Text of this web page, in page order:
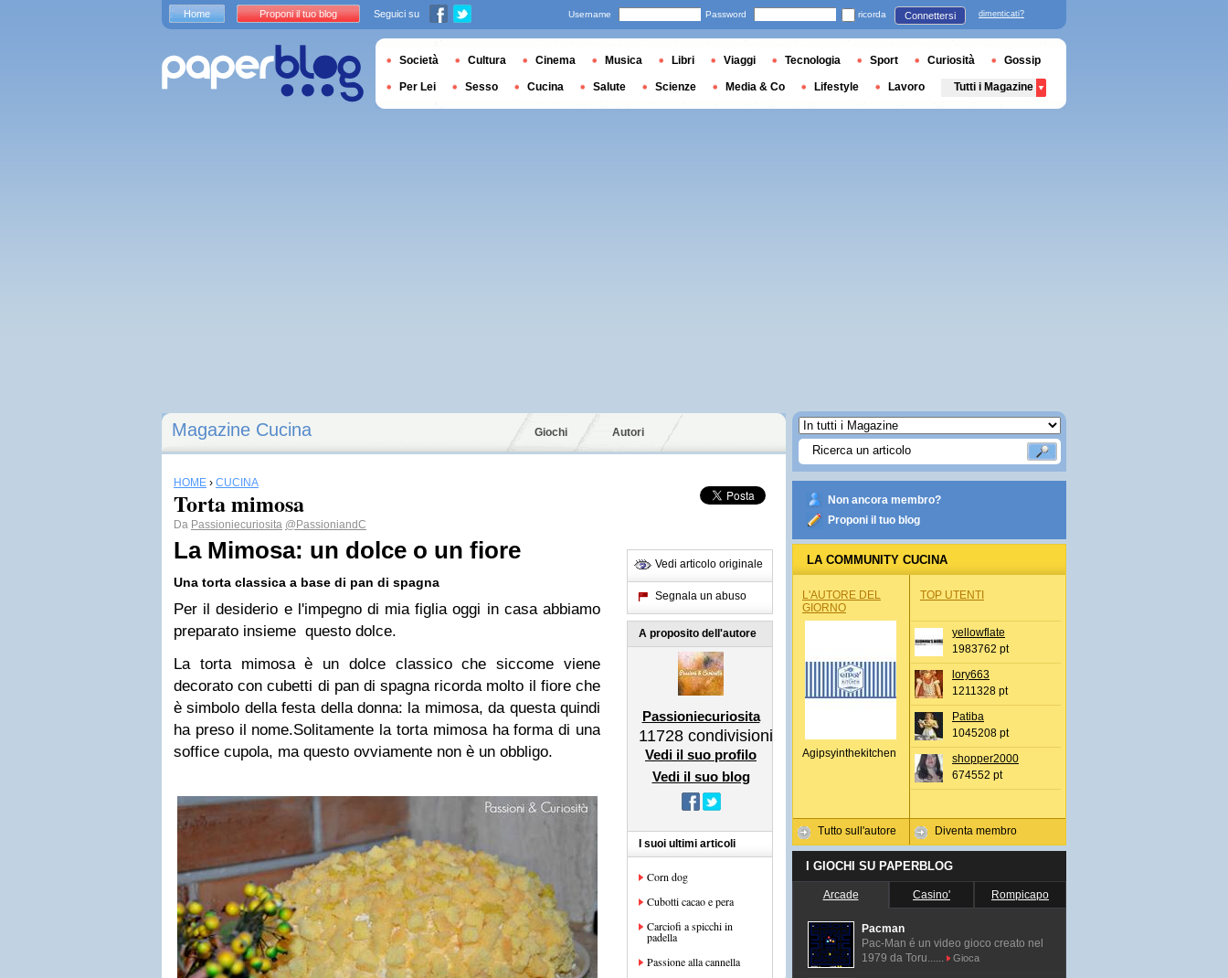
Magazine Cucina Giochi Autori
HOME › CUCINA
Torta mimosa
Da Passioniecuriosita @PassioniandC
La Mimosa: un dolce o un fiore
Una torta classica a base di pan di spagna
Per il desiderio e l'impegno di mia figlia oggi in casa abbiamo
preparato insieme questo dolce.
La torta mimosa è un dolce classico che siccome viene
decorato con cubetti di pan di spagna ricorda molto il fiore che
è simbolo della festa della donna: la mimosa, da questa quindi
ha preso il nome.Solitamente la torta mimosa ha forma di una
soffice cupola, ma questo ovviamente non è un obbligo.
Vedi articolo originale
Segnala un abuso
A proposito dell'autore
Passioniecuriosita
11728 condivisioni
Vedi il suo profilo
Vedi il suo blog
I suoi ultimi articoli
Corn dog
Cubotti cacao e pera
Carciofi a spicchi in
padella
Passione alla cannella
Non ancora membro?
Proponi il tuo blog
LA COMMUNITY CUCINA
L'AUTORE DEL
GIORNO
Agipsyinthekitchen
Tutto sull'autore
TOP UTENTI
yellowflate
1983762 pt
lory663
1211328 pt
Patiba
1045208 pt
shopper2000
674552 pt
Diventa membro
I GIOCHI SU PAPERBLOG
Arcade Casino' Rompicapo
Pacman
Pac-Man é un video gioco creato nel
1979 da Toru......
Gioca
Home Proponi il tuo blog Seguici su Username Password ricorda Connettersi dimenticati?
Società Cultura Cinema Musica Libri Viaggi Tecnologia Sport Curiosità Gossip
Per Lei Sesso Cucina Salute Scienze Media & Co Lifestyle Lavoro Tutti i Magazine